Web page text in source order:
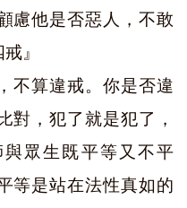
慮他是否惡人，不敢
』
不算違戒。你是否違
對，犯了就是犯了，
眾生既平等又不平
等是站在法性真如的